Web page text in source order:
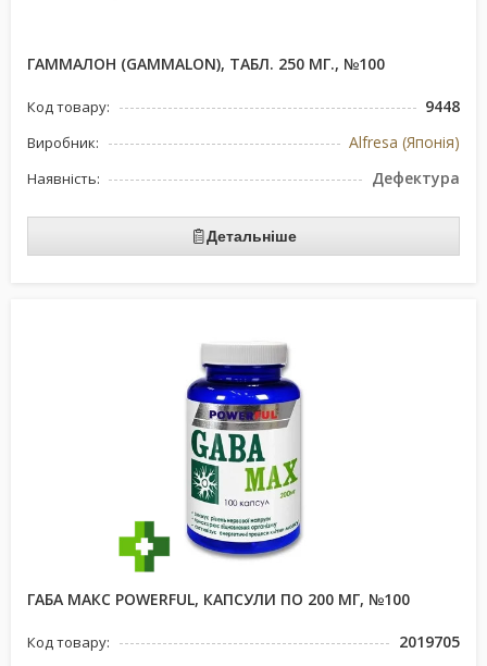
ГАММАЛОН (GAMMALON), ТАБЛ. 250 МГ., №100
Код товару: 9448
Виробник: Alfresa (Японія)
Наявність: Дефектура
Детальніше
ГАБА МАКС POWERFUL, КАПСУЛИ ПО 200 МГ, №100
Код товару: 2019705